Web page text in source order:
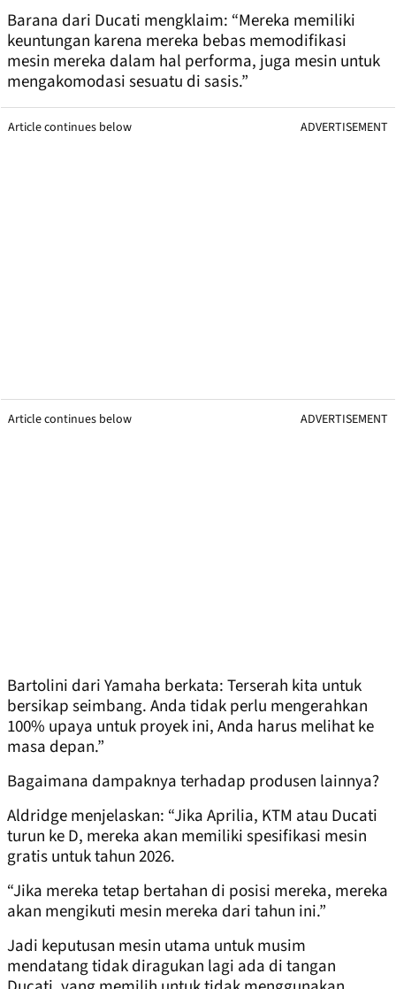
Barana dari Ducati mengklaim: “Mereka memiliki
keuntungan karena mereka bebas memodifikasi
mesin mereka dalam hal performa, juga mesin untuk
mengakomodasi sesuatu di sasis.”
Article continues below ADVERTISEMENT
Article continues below ADVERTISEMENT
Bartolini dari Yamaha berkata: Terserah kita untuk
bersikap seimbang. Anda tidak perlu mengerahkan
100% upaya untuk proyek ini, Anda harus melihat ke
masa depan.”
Bagaimana dampaknya terhadap produsen lainnya?
Aldridge menjelaskan: “Jika Aprilia, KTM atau Ducati
turun ke D, mereka akan memiliki spesifikasi mesin
gratis untuk tahun 2026.
“Jika mereka tetap bertahan di posisi mereka, mereka
akan mengikuti mesin mereka dari tahun ini.”
Jadi keputusan mesin utama untuk musim
mendatang tidak diragukan lagi ada di tangan